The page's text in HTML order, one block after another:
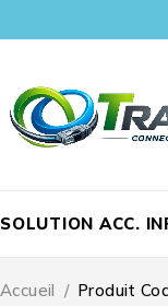
SOLUTION ACC.
Accueil / Produit